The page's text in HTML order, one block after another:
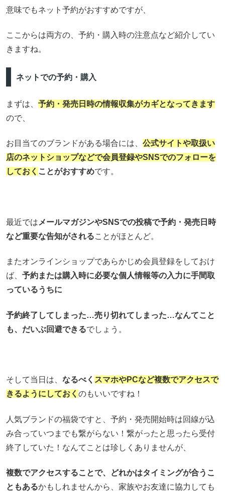
意味でもネット予約がおすすめですが、
ここからは両方の、予約・購入時の注意点など紹介してい
きますね。
ネットでの予約・購入
まずは、 予約・発売日時の情報収集がカギとなってきます
ので、
お目当てのブランドがある場合には、 公式サイトや取扱い
店のネットショップなどで会員登録やSNSでのフォローを
しておく ことがおすすめです。
最近では メールマガジンやSNSでの投稿で予約・発売日時
など重要な告知がされることがほとんど。
またオンラインショップであらかじめ会員登録をしておけ
ば、 予約または購入時に必要な個人情報等の入力に手間取
っているうちに
予約終了してしまった…売り切れてしまった…なんてこと
も、だいぶ回避できるでしょう。
そして当日は、 なるべく スマホやPCなど複数でアクセスで
きるようにしておく のもいいですね！
人気ブランドの福袋ですと、予約・発売開始時は回線が込
み合っていつまでも繋がらない！繋がったと思ったら受付
終了していた！なんてことは珍しくありませんが、
複数でアクセスすることで、どれかはタイミングが合うこ
ともあるかもしれませんから、家族やお友達に協力しても